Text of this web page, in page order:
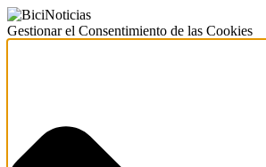
Gestionar el Consentimiento de las Cookies